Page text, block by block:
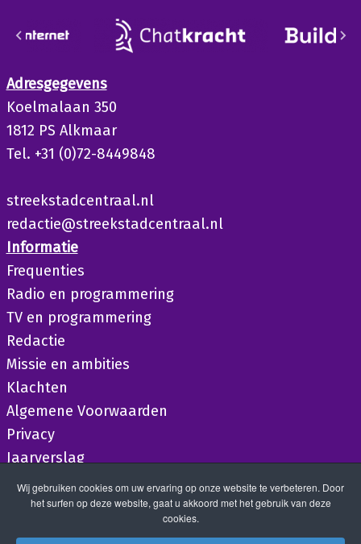
Adresgegevens
Koelmalaan 350
1812 PS Alkmaar
Tel. +31 (0)72-8449848
streekstadcentraal.nl
redactie@streekstadcentraal.nl
Informatie
Frequenties
Radio en programmering
TV en programmering
Redactie
Missie en ambities
Klachten
Algemene Voorwaarden
Privacy
Jaarverslag
Wij gebruiken cookies om uw ervaring op onze website te verbeteren. Door
het surfen op deze website, gaat u akkoord met het gebruik van deze
cookies.